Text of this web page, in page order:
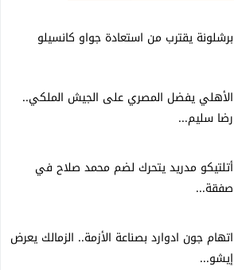
برشلونة يقترب من استعادة جواو كانسيلو
الأهلي يفضل المصري على الجيش الملكي..
رضا سليم...
أتلتيكو مدريد يتحرك لضم محمد صلاح في
صفقة...
اتهام جون ادوارد بصناعة الأزمة.. الزمالك يعرض
إيشو...